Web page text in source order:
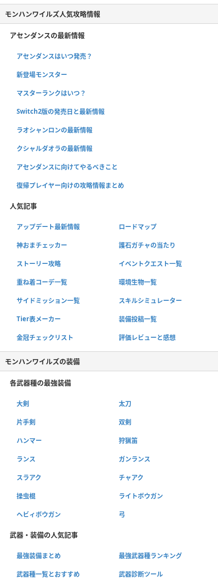
モンハンワイルズ人気攻略情報
アセンダンスの最新情報
アセンダンスはいつ発売？
新登場モンスター
マスターランクはいつ？
Switch2版の発売日と最新情報
ラオシャンロンの最新情報
クシャルダオラの最新情報
アセンダンスに向けてやるべきこと
復帰プレイヤー向けの攻略情報まとめ
人気記事
アップデート最新情報 ロードマップ
神おまチェッカー 護石ガチャの当たり
ストーリー攻略 イベントクエスト一覧
重ね着コーデ一覧 環境生物一覧
サイドミッション一覧 スキルシミュレーター
Tier表メーカー 装備投稿一覧
金冠チェックリスト 評価レビューと感想
モンハンワイルズの装備
各武器種の最強装備
大剣 太刀
片手剣 双剣
ハンマー 狩猟笛
ランス ガンランス
スラアク チャアク
操虫棍 ライトボウガン
ヘビィボウガン 弓
武器・装備の人気記事
最強装備まとめ 最強武器種ランキング
武器種一覧とおすすめ 武器診断ツール